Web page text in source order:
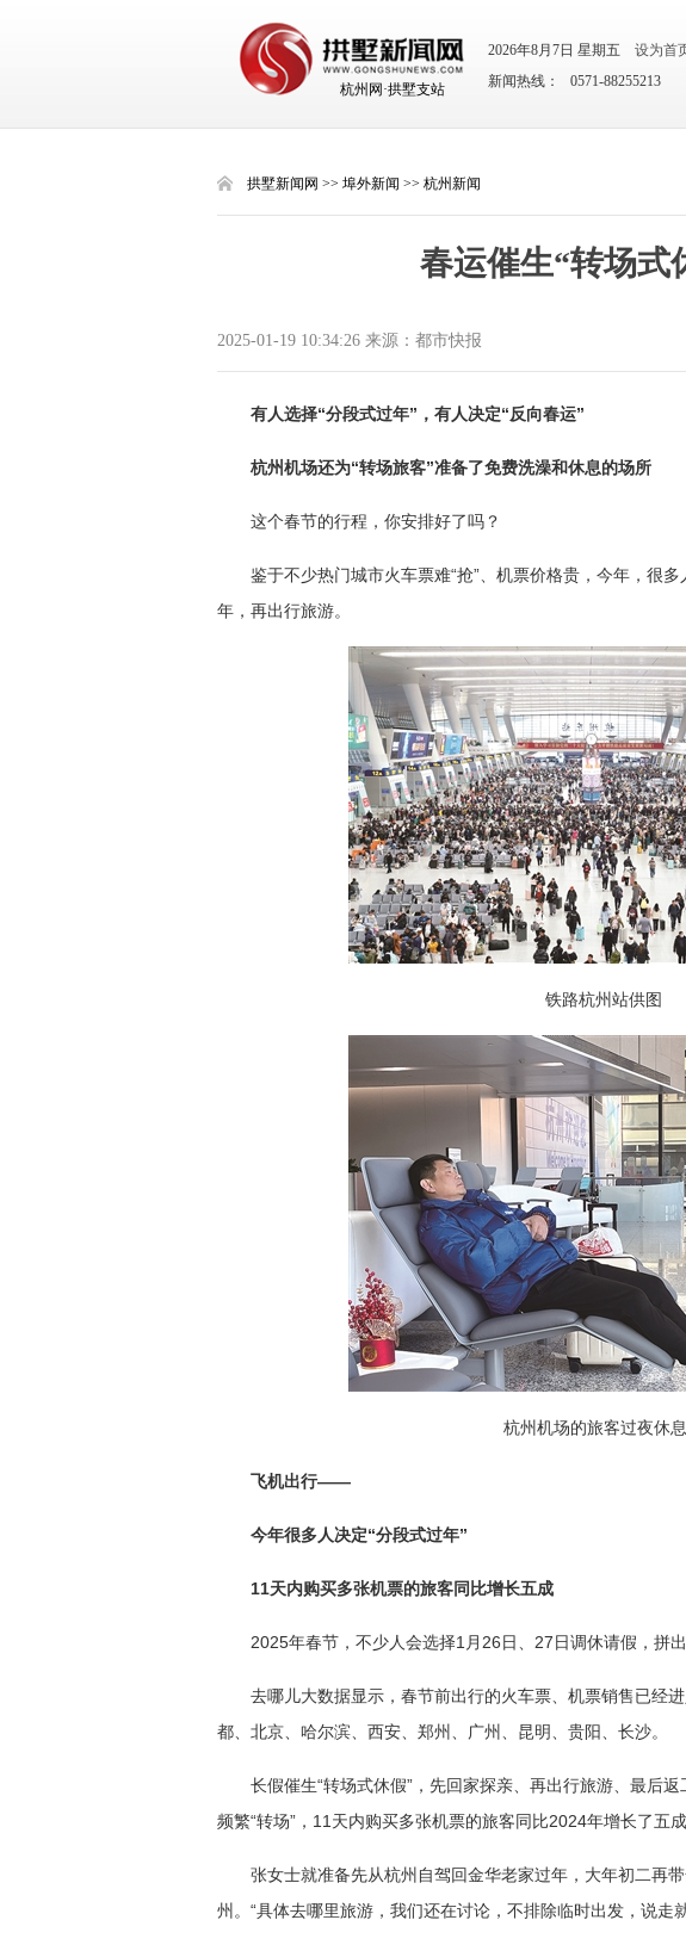
杭州网·拱墅支站
2026年8月7日 星期五
设为首
新闻热线： 0571-88255213
拱墅新闻网 >> 埠外新闻 >> 杭州新闻
春运催生“转场式
2025-01-19 10:34:26 来源：都市快报
有人选择“分段式过年”，有人决定“反向春运”
杭州机场还为“转场旅客”准备了免费洗澡和休息的场所
这个春节的行程，你安排好了吗？
鉴于不少热门城市火车票难“抢”、机票价格贵，今年，很
年，再出行旅游。
铁路杭州站供图
杭州机场的旅客过夜休
飞机出行——
今年很多人决定“分段式过年”
11天内购买多张机票的旅客同比增长五成
2025年春节，不少人会选择1月26日、27日调休请假，拼
去哪儿大数据显示，春节前出行的火车票、机票销售已经
都、北京、哈尔滨、西安、郑州、广州、昆明、贵阳、长沙。
长假催生“转场式休假”，先回家探亲、再出行旅游、最后
频繁“转场”，11天内购买多张机票的旅客同比2024年增长了五成
张女士就准备先从杭州自驾回金华老家过年，大年初二再
州。“具体去哪里旅游，我们还在讨论，不排除临时出发，说走